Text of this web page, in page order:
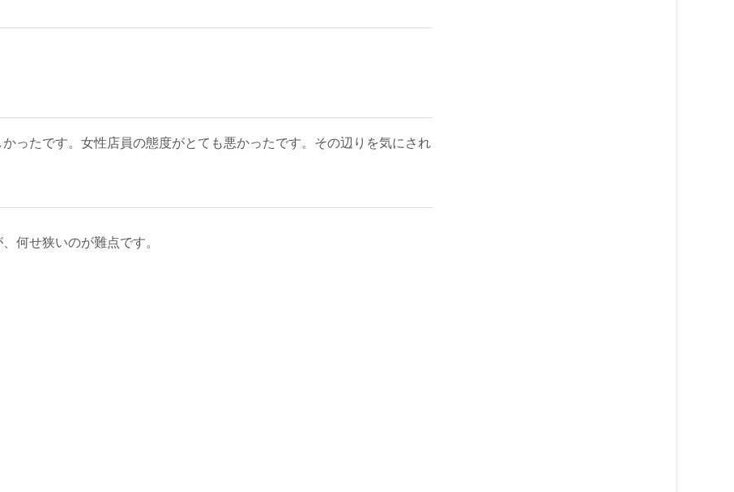
ったです。女性店員の態度がとても悪かったです。その辺りを気にされ
何せ狭いのが難点です。